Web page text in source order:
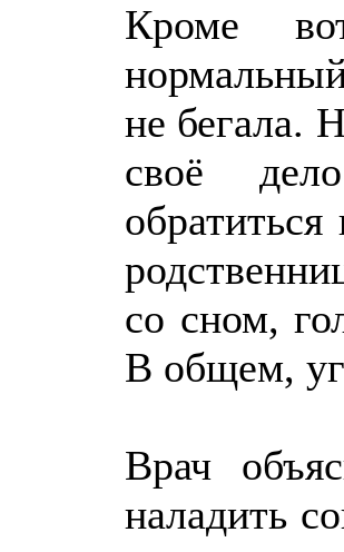
Кроме
не бегала.
своё
со сном,
В общем,
Врач
наладить